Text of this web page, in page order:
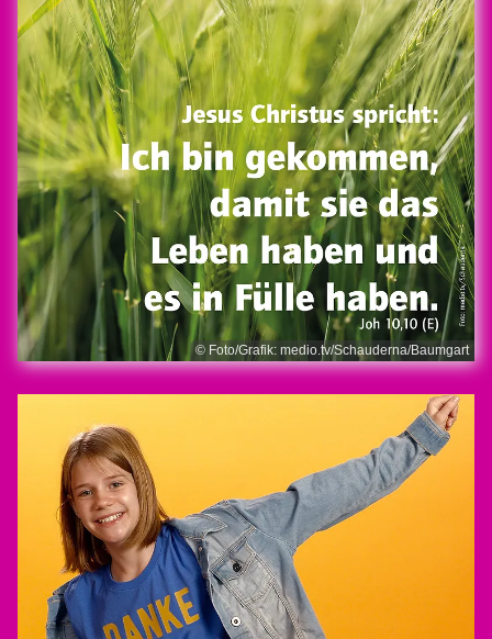
© Foto/Grafik: medio.tv/Schauderna/Baumgart